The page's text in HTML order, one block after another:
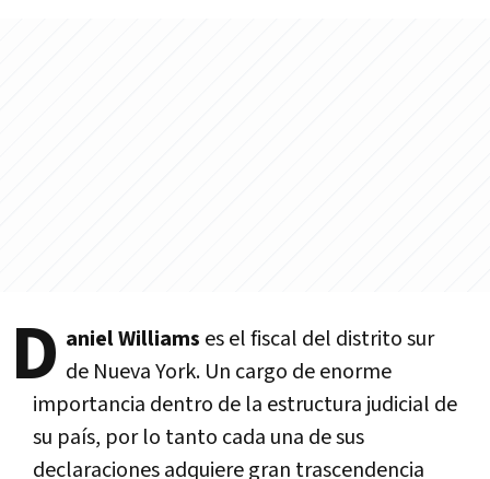
D aniel Williams es el fiscal del distrito sur
de Nueva York. Un cargo de enorme
importancia dentro de la estructura judicial de
su país, por lo tanto cada una de sus
declaraciones adquiere gran trascendencia